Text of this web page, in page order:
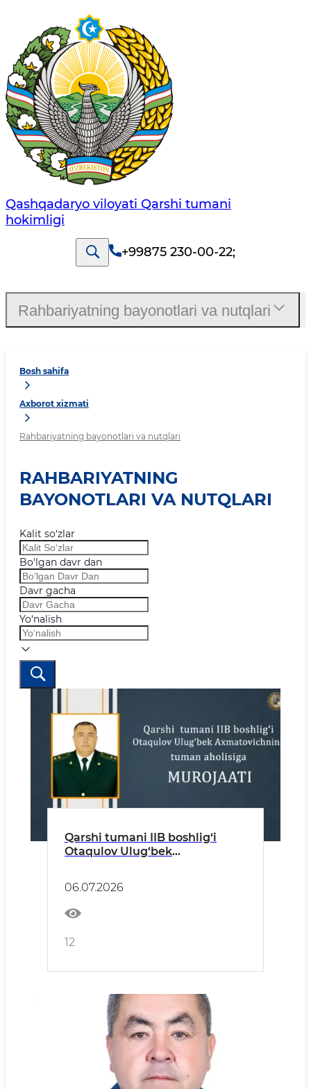
Qashqadaryo viloyati Qarshi tumani
hokimligi
+99875 230-00-22;
Bosh sahifa
Axborot xizmati
Rahbariyatning bayonotlari va nutqlari
RAHBARIYATNING
BAYONOTLARI VA NUTQLARI
Kalit so‘zlar
Bo‘lgan davr dan
Davr gacha
Yo‘nalish
Qarshi tumani IIB boshlig‘i
Otaqulov Ulug‘bek
06.07.2026
12
Rahbariyatning bayonotlari va nutqlari